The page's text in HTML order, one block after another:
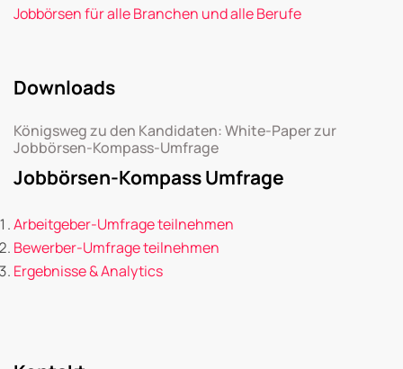
Jobbörsen für alle Branchen und alle Berufe
Downloads
Königsweg zu den Kandidaten: White-Paper zur
Jobbörsen-Kompass-Umfrage
Jobbörsen-Kompass Umfrage
Arbeitgeber-Umfrage teilnehmen
Bewerber-Umfrage teilnehmen
Ergebnisse & Analytics